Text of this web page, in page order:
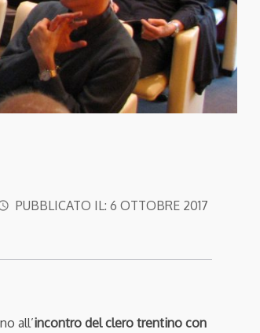
PUBBLICATO IL: 6 OTTOBRE 2017
all’incontro del clero trentino con